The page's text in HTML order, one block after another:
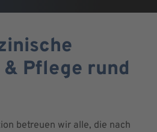
Pflege rund
betreuen wir alle, die nach